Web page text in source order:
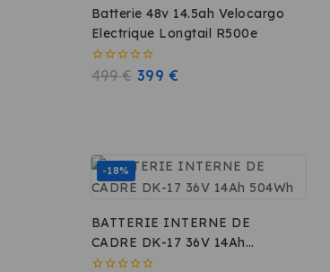
Batterie 48v 14.5ah Velocargo
Electrique Longtail R500e
0
499€ 399€
-18%
BATTERIE INTERNE DE
CADRE DK-17 36V 14Ah
504Wh